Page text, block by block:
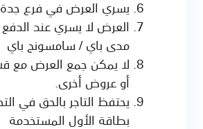
يسري العرض في فرع
العرض لا يسري عند الدفع
مدى باي / سامسونج باي
لا يمكن جمع العرض مع
أو عروض أخرى.
يحتفظ التاجر بالحق في
بطاقة الأول المستخدمة